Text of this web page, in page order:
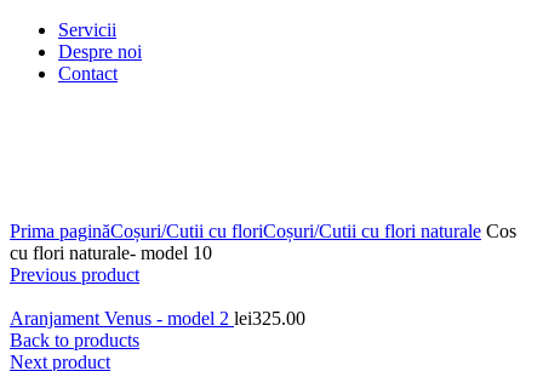
Servicii
Despre noi
Contact
Prima paginăCoșuri/Cutii cu floriCoșuri/Cutii cu flori naturale Cos
cu flori naturale- model 10
Previous product
Aranjament Venus - model 2 lei325.00
Back to products
Next product